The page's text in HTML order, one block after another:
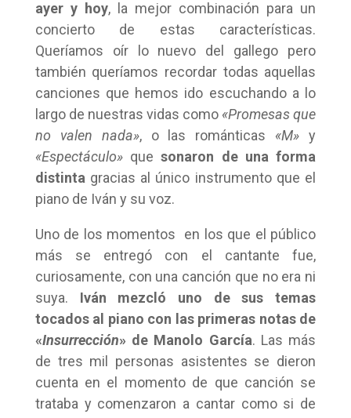
ayer y hoy, la mejor combinación para un
concierto de estas características.
Queríamos oír lo nuevo del gallego pero
también queríamos recordar todas aquellas
canciones que hemos ido escuchando a lo
largo de nuestras vidas como «Promesas que
no valen nada», o las románticas «M» y
«Espectáculo»quesonaron de una forma
distinta gracias al único instrumento que el
piano de Iván y su voz.
Uno de los momentos en los que el público
más se entregó con el cantante fue,
curiosamente, con una canción que no era ni
suya. Iván mezcló uno de sus temas
tocados al piano con las primeras notas de
«Insurrección» de Manolo García. Las más
de tres mil personas asistentes se dieron
cuenta en el momento de que canción se
trataba y comenzaron a cantar como si de